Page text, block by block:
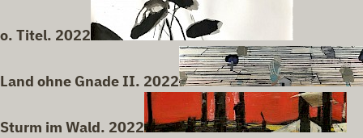
o. Titel. 2022
Land ohne Gnade II. 2022
Sturm im Wald. 2022